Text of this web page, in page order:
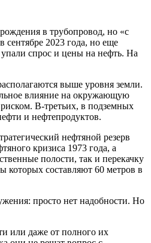
в трубопровод, но «с
сентябре 2023 года, но еще
упали спрос и цены на нефть. На
выше уровня земли.
влияние на окружающую
В-третьих, в подземных
и нефтепродуктов.
нефтяной резерв
кризиса 1973 года, а
полости, так и перекачку
которых составляют 60 метров в
просто нет надобности. Но
или даже от полного их